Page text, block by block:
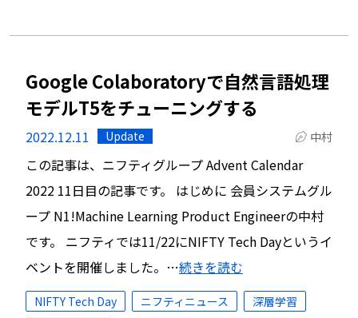
Google Colaboratoryで自然言語処理
モデルT5をチューニングする
2022.12.11 Update 中村
この記事は、ニフティグループ Advent Calendar
2022 11日目の記事です。 はじめに 会員システムグル
ープ N1!Machine Learning Product Engineerの中村
です。 ニフティでは11/22にNIFTY Tech Dayというイ
ベントを開催しました。…続きを読む
NIFTY Tech Day ニフティニュース
深層学習